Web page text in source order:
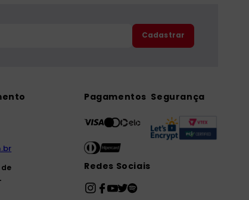
Cadastrar
de
Pagamentos Segurança
Redes Sociais